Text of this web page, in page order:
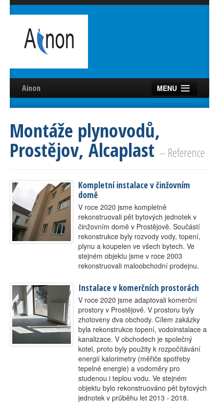
Ainon MENU
Úvod
Služby
Reference
Certifikáty
Partneři
Kontakt
Montáže plynovodů,
Prostějov, Alcaplast – Reference
Kompletní instalace v činžovním
domě
V roce 2020 jsme kompletně
rekonstruovali pět bytových jednotek v
činžovním domě v Prostějově. Součástí
rekonstrukce byly rozvody vody, topení,
plynu a koupelen ve všech bytech. Ve
stejném objektu jsme v roce 2003
rekonstruovali maloobchodní prodejnu.
Instalace v komerčních prostorách
V roce 2020 jsme adaptovali komerční
prostory v Prostějově. V prostoru byly
zhotoveny dva obchody. Cílem zakázky
byla rekonstrukce topení, vodoinstalace a
kanalizace. V obchodech je společný
kotel, proto byly použity k rozpočítávání
energií kalorimetry (měřiče spotřeby
tepelné energie) a vodoměry pro
studenou i teplou vodu. Ve stejném
objektu bylo rekonstruováno pět bytových
jednotek v průběhu let 2013 - 2018.